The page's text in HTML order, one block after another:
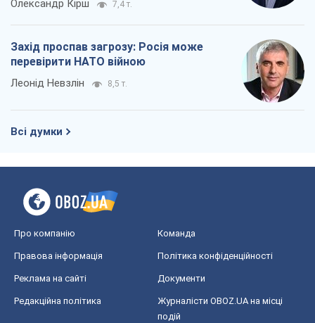
Олександр Кірш 7,4 т.
Захід проспав загрозу: Росія може
перевірити НАТО війною
Леонід Невзлін 8,5 т.
Всі думки
Про компанію Команда
Правова інформація Політика конфіденційності
Реклама на сайті Документи
Редакційна політика
Журналісти OBOZ.UA на місці
подій